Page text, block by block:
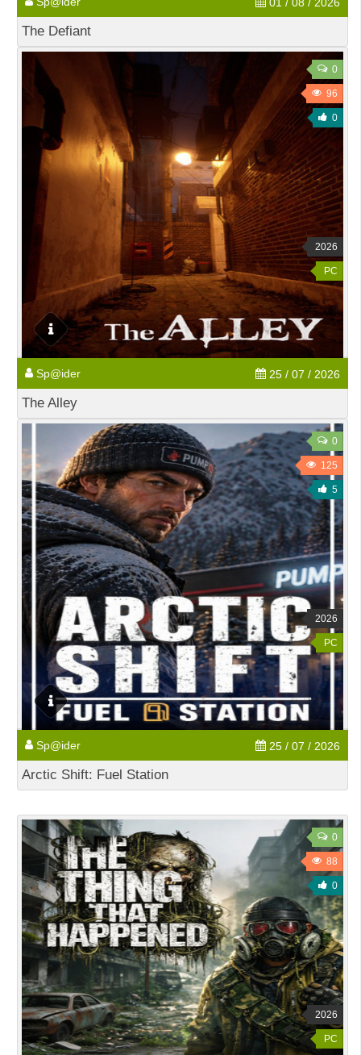
The Defiant
0
96
0
2026
PC
Sp@ider 25 / 07 / 2026
The Alley
0
125
5
2026
PC
Sp@ider 25 / 07 / 2026
Arctic Shift: Fuel Station
0
88
0
2026
PC